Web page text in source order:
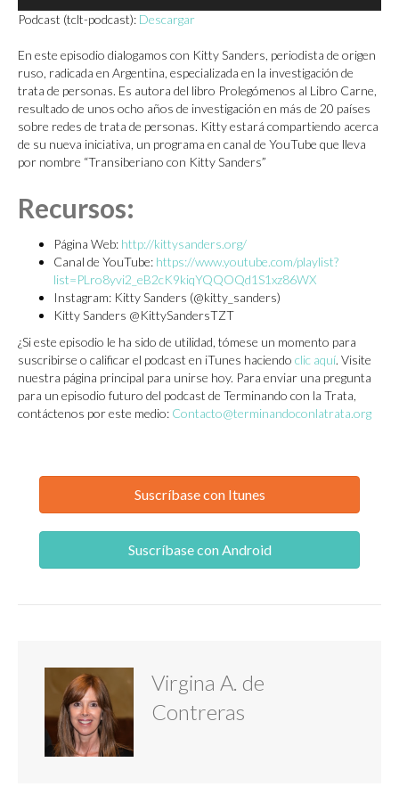
audio
Podcast (tclt-podcast): Descargar
En este episodio dialogamos con Kitty Sanders, periodista de origen
ruso, radicada en Argentina, especializada en la investigación de
trata de personas. Es autora del libro Prolegómenos al Libro Carne,
resultado de unos ocho años de investigación en más de 20 países
sobre redes de trata de personas. Kitty estará compartiendo acerca
de su nueva iniciativa, un programa en canal de YouTube que lleva
por nombre “Transiberiano con Kitty Sanders”
Recursos:
Página Web: http://kittysanders.org/
Canal de YouTube: https://www.youtube.com/playlist?
list=PLro8yvi2_eB2cK9kiqYQQOQd1S1xz86WX
Instagram: Kitty Sanders (@kitty_sanders)
Kitty Sanders @KittySandersTZT
¿Si este episodio le ha sido de utilidad, tómese un momento para
suscribirse o calificar el podcast en iTunes haciendo clic aquí. Visite
nuestra página principal para unirse hoy. Para enviar una pregunta
para un episodio futuro del podcast de Terminando con la Trata,
contáctenos por este medio: Contacto@terminandoconlatrata.org
Suscríbase con Itunes
Suscríbase con Android
Virgina A. de
Contreras